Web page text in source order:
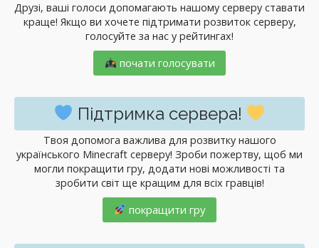
Друзі, ваші голоси допомагають нашому серверу ставати
краще! Якщо ви хочете підтримати розвиток серверу,
голосуйте за нас у рейтингах!
почати голосувати
Підтримка сервера!
Твоя допомога важлива для розвитку нашого
українського Minecraft серверу! Зроби пожертву, щоб ми
могли покращити гру, додати нові можливості та
зробити світ ще кращим для всіх гравців!
покращити гру